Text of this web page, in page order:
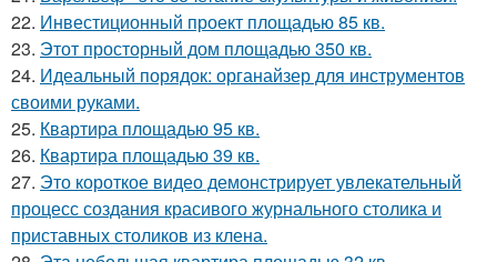
22. Инвестиционный проект площадью 85 кв.
23. Этот просторный дом площадью 350 кв.
24. Идеальный порядок: органайзер для инструментов
своими руками.
25. Квартира площадью 95 кв.
26. Квартира площадью 39 кв.
27. Это короткое видео демонстрирует увлекательный
процесс создания красивого журнального столика и
приставных столиков из клена.